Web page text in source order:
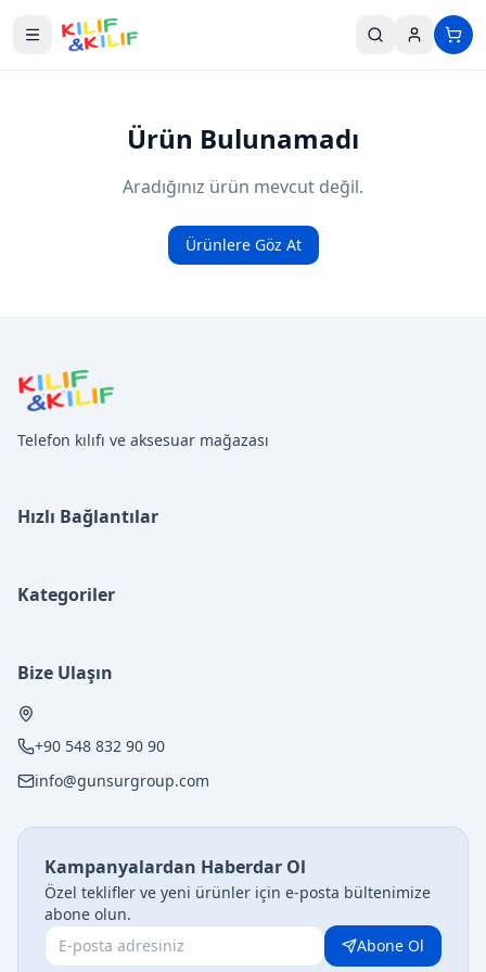
Ürün Bulunamadı
Aradığınız ürün mevcut değil.
Ürünlere Göz At
Telefon kılıfı ve aksesuar mağazası
Hızlı Bağlantılar
Kategoriler
Bize Ulaşın
+90 548 832 90 90
info@gunsurgroup.com
Kampanyalardan Haberdar Ol
Özel teklifler ve yeni ürünler için e-posta bültenimize
abone olun.
Abone Ol